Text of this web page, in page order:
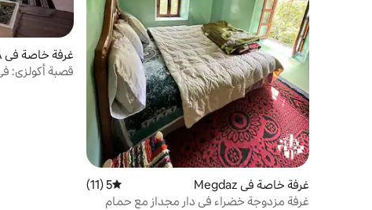
غرفة خاصة في Megdaz متوسط التقييم 5 من 5، 11 مراجعات
5 (11)
غرفة مزدوجة خضراء في دار مجداز مع حمام
غرفة خاصة في MA
قصبة أكولزي: